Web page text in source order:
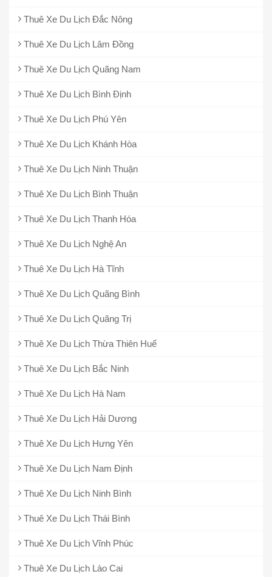
Thuê Xe Du Lịch Đắc Nông
Thuê Xe Du Lịch Lâm Đồng
Thuê Xe Du Lịch Quãng Nam
Thuê Xe Du Lịch Bình Định
Thuê Xe Du Lịch Phú Yên
Thuê Xe Du Lịch Khánh Hòa
Thuê Xe Du Lịch Ninh Thuận
Thuê Xe Du Lịch Bình Thuận
Thuê Xe Du Lịch Thanh Hóa
Thuê Xe Du Lịch Nghệ An
Thuê Xe Du Lịch Hà Tĩnh
Thuê Xe Du Lịch Quãng Bình
Thuê Xe Du Lịch Quãng Trị
Thuê Xe Du Lịch Thừa Thiên Huế
Thuê Xe Du Lịch Bắc Ninh
Thuê Xe Du Lịch Hà Nam
Thuê Xe Du Lịch Hải Dương
Thuê Xe Du Lịch Hưng Yên
Thuê Xe Du Lịch Nam Định
Thuê Xe Du Lịch Ninh Bình
Thuê Xe Du Lịch Thái Bình
Thuê Xe Du Lịch Vĩnh Phúc
Thuê Xe Du Lịch Lào Cai